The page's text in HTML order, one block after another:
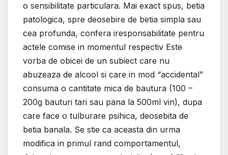
o sensibilitate particulara. Mai exact spus, betia
patologica, spre deosebire de betia simpla sau
cea profunda, confera iresponsabilitate pentru
actele comise in momentul respectiv Este
vorba de obicei de un subiect care nu
abuzeaza de alcool si care in mod “accidental”
consuma o cantitate mica de bautura (100 –
200g bauturi tari sau pana la 500ml vin), dupa
care face o tulburare psihica, deosebita de
betia banala. Se stie ca aceasta din urma
modifica in primul rand comportamentul,